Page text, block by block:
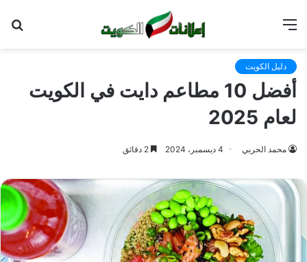
دليل الكويت
أفضل 10 مطاعم دايت في الكويت
لعام 2025
محمد الحربي 4 ديسمبر، 2024